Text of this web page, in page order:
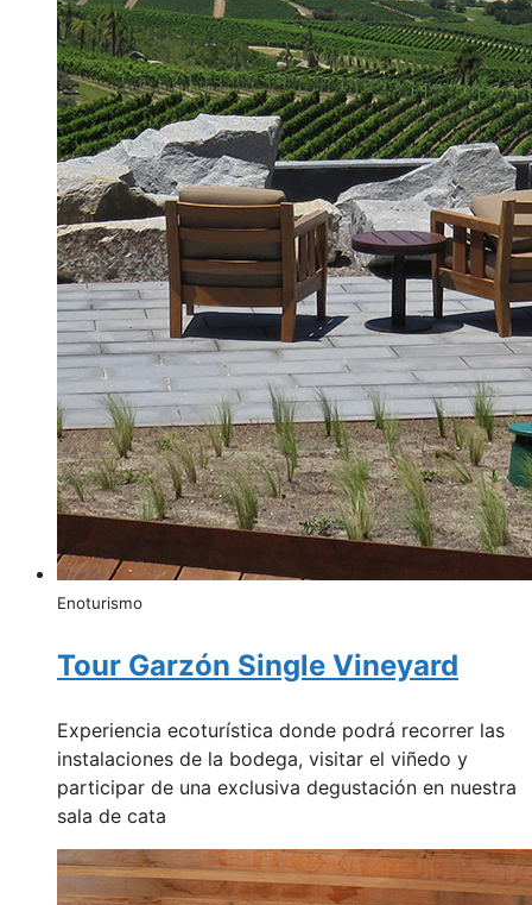
Enoturismo
Tour Garzón Single Vineyard
Experiencia ecoturística donde podrá recorrer las
instalaciones de la bodega, visitar el viñedo y
participar de una exclusiva degustación en nuestra
sala de cata